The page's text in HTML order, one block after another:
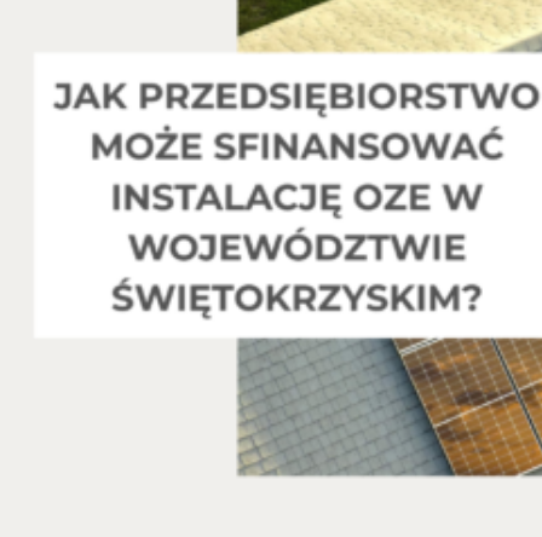
Pożyczka rozwojowa TISE
Oferta dla MSP
Oferta dla NGO/PES
Fundusz FKIS